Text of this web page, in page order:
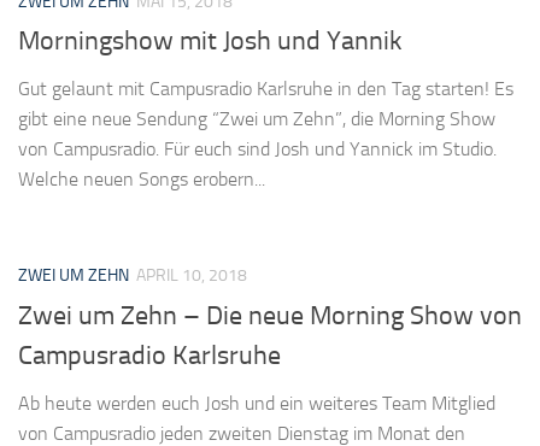
Morningshow mit Josh und Yannik
Gut gelaunt mit Campusradio Karlsruhe in den Tag starten! Es
gibt eine neue Sendung “Zwei um Zehn”, die Morning Show
von Campusradio. Für euch sind Josh und Yannick im Studio.
Welche neuen Songs erobern...
ZWEI UM ZEHN APRIL 10, 2018
Zwei um Zehn – Die neue Morning Show von
Campusradio Karlsruhe
Ab heute werden euch Josh und ein weiteres Team Mitglied
von Campusradio jeden zweiten Dienstag im Monat den